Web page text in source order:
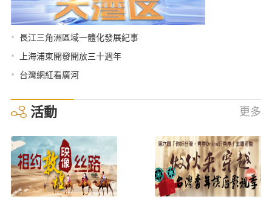
• 長江三角洲區域一體化發展紀事
• 上海浦東開發開放三十週年
• 台灣網紅看廣河
活動 更多